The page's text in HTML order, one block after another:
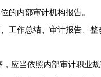
的内部审计机构报告。
作总结、审计报告、整
当依照内部审计职业规